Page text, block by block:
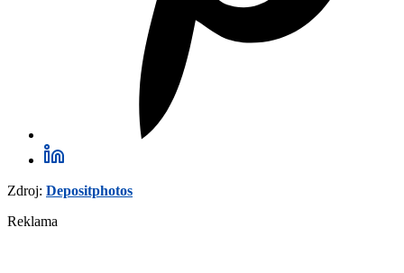
Zdroj: Depositphotos
Reklama